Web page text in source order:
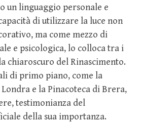
un linguaggio personale e
di utilizzare la luce non
ma come mezzo di
e psicologica, lo colloca tra i
chiaroscuro del Rinascimento.
di primo piano, come la
e la Pinacoteca di Brera,
testimonianza del
della sua importanza.